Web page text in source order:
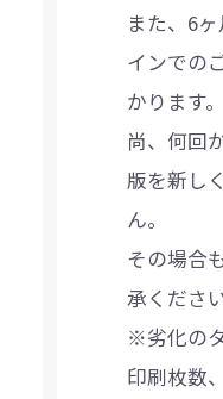
また、6
インでの
かります。
尚、何回
版を新し
ん。
その場合
承ください
※劣化の
印刷枚数